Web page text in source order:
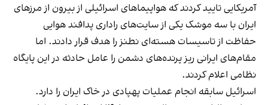
آمریکایی تایید کردند که هواپیماهای اسرائیلی از بیرون از مرزهای
ایران با سه موشک یکی از سایت‌های راداری پدافند هوایی
حفاظت از تاسیسات هسته‌ای نطنز را هدف قرار دادند. اما
مقام‌های ایرانی ریز پرنده‌های دشمن را عامل حادثه در این پایگاه
نظامی اعلام کردند.
اسرائیل سابقه انجام عملیات پهپادی در خاک ایران را دارد.